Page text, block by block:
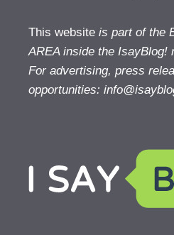
This website is part of the
AREA inside the IsayBlog!
For advertising, press
opportunities: